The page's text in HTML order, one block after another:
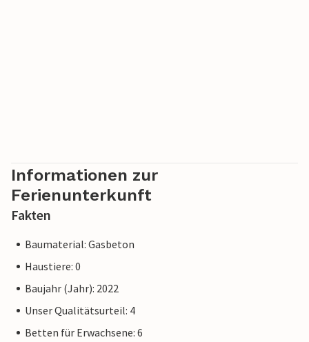
Informationen zur
Ferienunterkunft
Fakten
Baumaterial: Gasbeton
Haustiere: 0
Baujahr (Jahr): 2022
Unser Qualitätsurteil: 4
Betten für Erwachsene: 6